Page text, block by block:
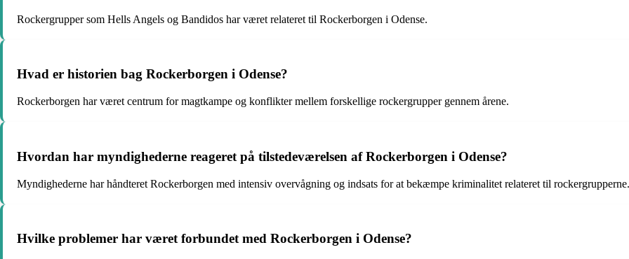
Rockergrupper som Hells Angels og Bandidos har været relateret til Rockerborgen i Odense.
Hvad er historien bag Rockerborgen i Odense?
Rockerborgen har været centrum for magtkampe og konflikter mellem forskellige rockergrupper gennem årene.
Hvordan har myndighederne reageret på tilstedeværelsen af Rockerborgen i Odense?
Myndighederne har håndteret Rockerborgen med intensiv overvågning og indsats for at bekæmpe kriminalitet relateret til rockergrupperne.
Hvilke problemer har været forbundet med Rockerborgen i Odense?